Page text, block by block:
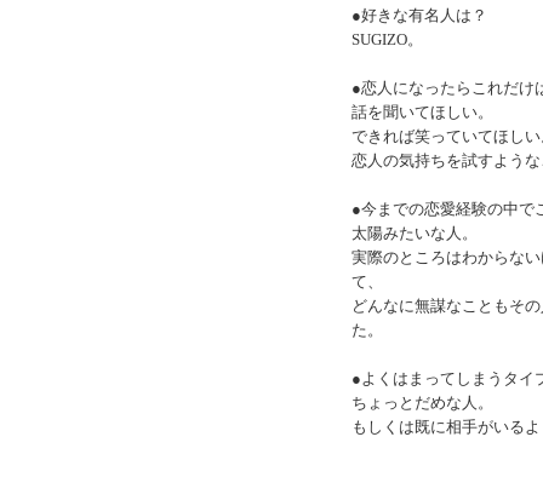
●好きな有名人は？
SUGIZO。
●恋人になったらこれだけ
話を聞いてほしい。
できれば笑っていてほし
恋人の気持ちを試すよう
●今までの恋愛経験の中で
太陽みたいな人。
実際のところはわからな
て、
どんなに無謀なこともそ
た。
●よくはまってしまうタイ
ちょっとだめな人。
もしくは既に相手がいる